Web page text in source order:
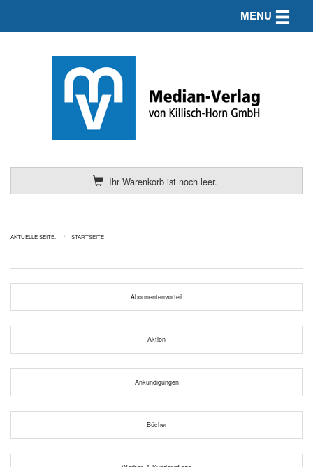
Ihr Warenkorb ist noch leer.
MENU Toggle
AKTUELLE SEITE: STARTSEITE
Abonnentenvorteil
Aktion
Ankündigungen
Bücher